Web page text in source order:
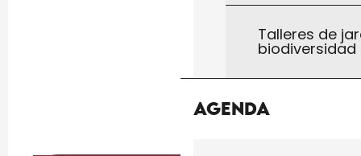
Talleres de
biodiversidad
Agenda